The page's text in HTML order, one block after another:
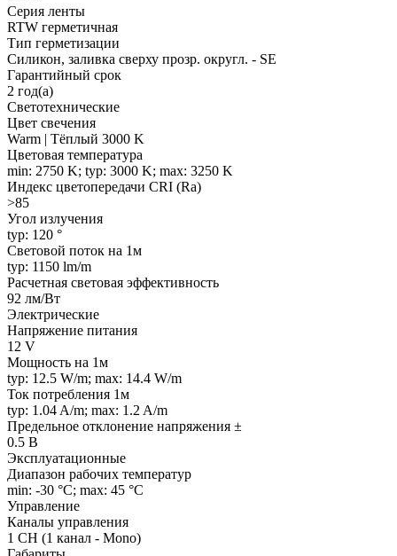
Серия ленты
RTW герметичная
Тип герметизации
Силикон, заливка сверху прозр. округл. - SE
Гарантийный срок
2 год(а)
Светотехнические
Цвет свечения
Warm | Тёплый 3000 K
Цветовая температура
min: 2750 K; typ: 3000 K; max: 3250 K
Индекс цветопередачи CRI (Ra)
>85
Угол излучения
typ: 120 °
Световой поток на 1м
typ: 1150 lm/m
Расчетная световая эффективность
92 лм/Вт
Электрические
Напряжение питания
12 V
Мощность на 1м
typ: 12.5 W/m; max: 14.4 W/m
Ток потребления 1м
typ: 1.04 A/m; max: 1.2 A/m
Предельное отклонение напряжения ±
0.5 В
Эксплуатационные
Диапазон рабочих температур
min: -30 °C; max: 45 °C
Управление
Каналы управления
1 CH (1 канал - Mono)